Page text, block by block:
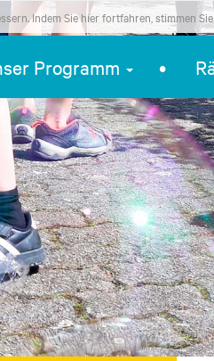
Programm
Indem Sie hier fortfahren, stimmen